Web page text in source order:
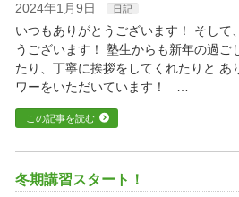
2024年1月9日 日記
いつもありがとうございます！ そして
うございます！ 塾生からも新年の過ご
たり、丁寧に挨拶をしてくれたりと あ
ワーをいただいています！ …
この記事を読む
冬期講習スタート！